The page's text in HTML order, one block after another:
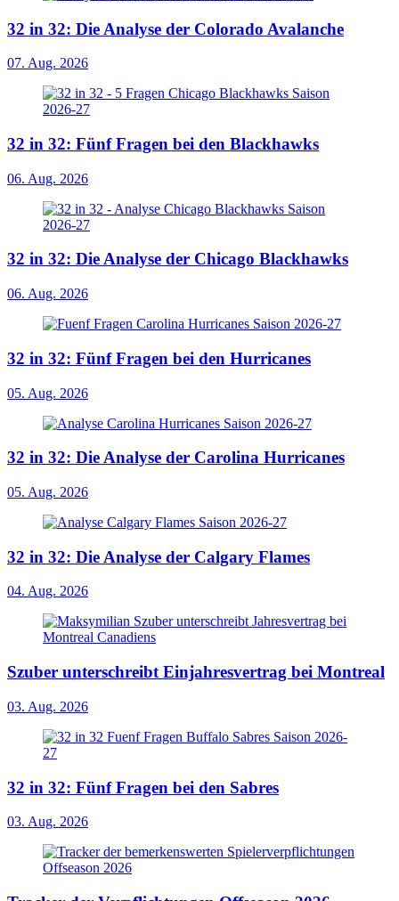
32 in 32: Die Analyse der Colorado Avalanche
07. Aug. 2026
32 in 32: Fünf Fragen bei den Blackhawks
06. Aug. 2026
32 in 32: Die Analyse der Chicago Blackhawks
06. Aug. 2026
32 in 32: Fünf Fragen bei den Hurricanes
05. Aug. 2026
32 in 32: Die Analyse der Carolina Hurricanes
05. Aug. 2026
32 in 32: Die Analyse der Calgary Flames
04. Aug. 2026
Szuber unterschreibt Einjahresvertrag bei Montreal
03. Aug. 2026
32 in 32: Fünf Fragen bei den Sabres
03. Aug. 2026